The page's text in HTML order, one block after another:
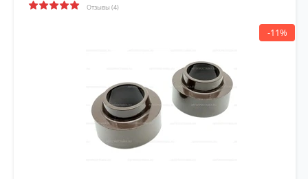
Отзывы (4)
-11%